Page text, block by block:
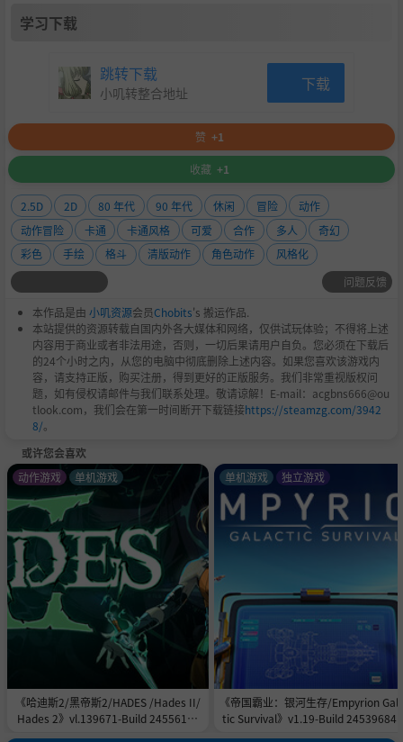
eace and harmony to their World.
to face, using sword or hammer, or to attack from distanc
e, using magic or gunfire. You can choose between four he
–Swap Heroes quicklyduring gameplay, providing
ive Combosin battle!
– All characters with traditional2D hand-drawn animatio
n!
battles.
– Explore beautiful and big environments with great paral
lax in different provinces, like
Wind, Water, Desert and Industrial.
– A huge cast ofcute and creepy enemieswith different
behaviors and attacks.
– Epic battles withBig Bosses.
学习下载
跳转下载
小叽转整合地址 下载
赞 +1
收藏 +1
2.5D 2D 80 年代 90 年代 休闲 冒险
动作
动作冒险
卡通 卡通风格 可爱 合作 多人
奇幻
彩色
手绘 格斗 清版动作 角色动作
风格化
问题反馈
本作品是由 小叽资源会员Chobits's 搬运作品.
本站提供的资源转载自国内外各大媒体和网络，仅供试玩体验；不得将上述
内容用于商业或者非法用途，否则，一切后果请用户自负。您必须在下载后
的24个小时之内，从您的电脑中彻底删除上述内容。如果您喜欢该游戏内
容，请支持正版，购买注册，得到更好的正版服务。我们非常重视版权问
题，如有侵权请邮件与我们联系处理。敬请谅解！E-mail：acgbns666@ou
tlook.com，我们会在第一时间断开下载链接https://steamzg.com/3942
8/。
或许您会喜欢
《哈迪斯2/黑帝斯2/HADES /Hades II/
Hades 2》vl.139671-Build 24556151
动作游戏 单机游戏
《帝国霸业：银河生存/Empyrion
tic Survival》v1.19-Build 24539684
单机游戏 独立游戏